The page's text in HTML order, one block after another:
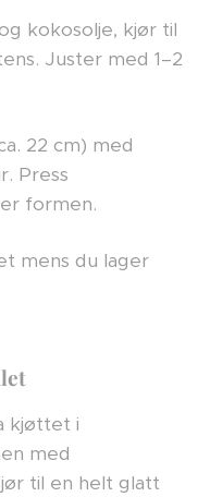
kokosolje, kjør til
Juster med 1–2
22 cm) med
Press
formen.
mens du lager
kjøttet i
med
til en helt glatt